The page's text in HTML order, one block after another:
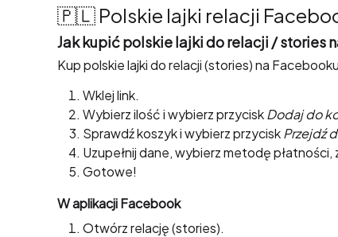
🇵🇱 Polskie lajki relacji
Jak kupić polskie lajki do relacji / stories
Kup polskie lajki do relacji (stories) na
Wklej link.
Wybierz ilość i wybierz przyciskDodaj do
Sprawdź koszyk i wybierz przyciskPrzejdź
Uzupełnij dane, wybierz metodę
Gotowe!
Jak skopiować link do relacji (stories) na
W aplikacji Facebook
Otwórz relację (stories).